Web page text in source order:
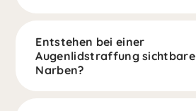
Entstehen bei einer
Augenlidstraffung sichtbare
Narben?